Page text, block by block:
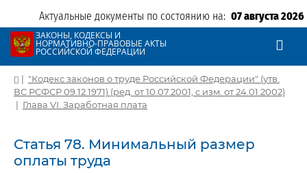
Актуальные документы по состоянию на: 07 августа 2026
ЗАКОНЫ, КОДЕКСЫ И
НОРМАТИВНО-ПРАВОВЫЕ АКТЫ
РОССИЙСКОЙ ФЕДЕРАЦИИ
| "Кодекс законов о труде Российской Федерации" (утв.
ВС РСФСР 09.12.1971) (ред. от 10.07.2001, с изм. от 24.01.2002)
| Глава VI. Заработная плата
Статья 78. Минимальный размер
оплаты труда